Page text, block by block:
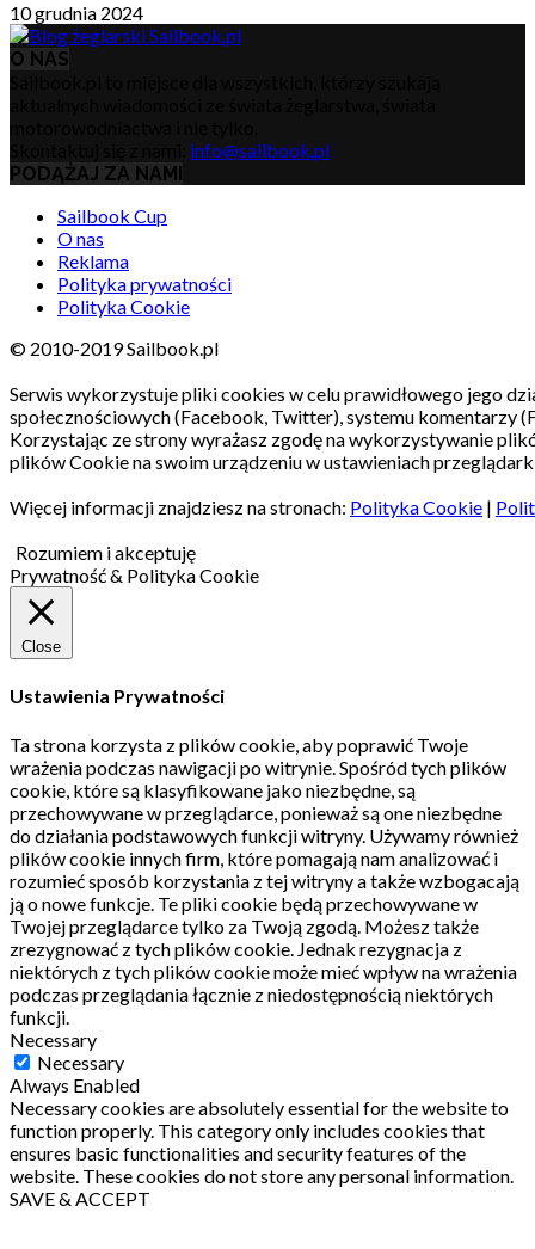
10 grudnia 2024
O NAS
info@sailbook.pl
PODĄŻAJ ZA NAMI
Sailbook Cup
O nas
Reklama
Polityka prywatności
Polityka Cookie
© 2010-2019 Sailbook.pl
Serwis wykorzystuje pliki cookies w celu prawidłowego jego
społecznościowych (Facebook, Twitter), systemu komentarzy
Korzystając ze strony wyrażasz zgodę na wykorzystywanie
plików Cookie na swoim urządzeniu w ustawieniach
Więcej informacji znajdziesz na stronach: Polityka Cookie |
Rozumiem i akceptuję
Prywatność & Polityka Cookie
Close
Ustawienia Prywatności
Ta strona korzysta z plików cookie, aby poprawić Twoje
wrażenia podczas nawigacji po witrynie. Spośród tych plików
cookie, które są klasyfikowane jako niezbędne, są
przechowywane w przeglądarce, ponieważ są one niezbędne
do działania podstawowych funkcji witryny. Używamy również
plików cookie innych firm, które pomagają nam analizować i
rozumieć sposób korzystania z tej witryny a także wzbogacają
ją o nowe funkcje. Te pliki cookie będą przechowywane w
Twojej przeglądarce tylko za Twoją zgodą. Możesz także
zrezygnować z tych plików cookie. Jednak rezygnacja z
niektórych z tych plików cookie może mieć wpływ na wrażenia
podczas przeglądania łącznie z niedostępnością niektórych
funkcji.
Necessary
Necessary
Always Enabled
Necessary cookies are absolutely essential for the website to
function properly. This category only includes cookies that
ensures basic functionalities and security features of the
website. These cookies do not store any personal information.
SAVE & ACCEPT